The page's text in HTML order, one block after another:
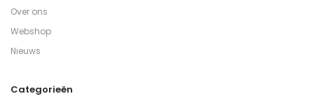
Over ons
Webshop
Nieuws
Categorieën